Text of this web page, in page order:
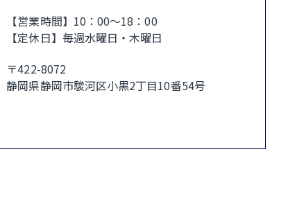
【営業時間】10：00〜18：00
【定休日】毎週水曜日・木曜日
〒422-8072
静岡県静岡市駿河区小黒2丁目10番54号